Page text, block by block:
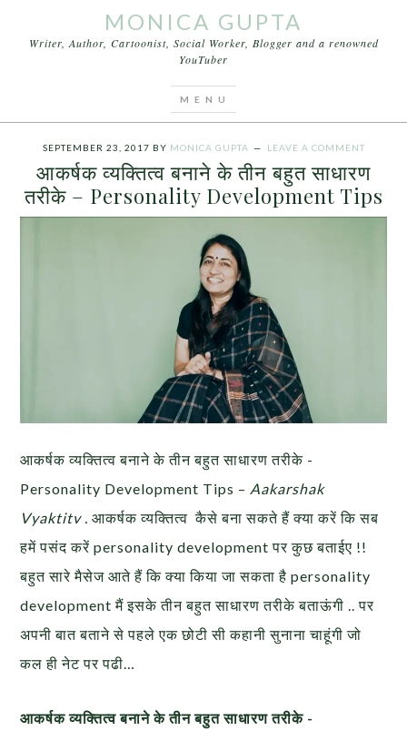
MONICA GUPTA
Writer, Author, Cartoonist, Social Worker, Blogger and a renowned
YouTuber
बनाने के तीन बहुत साधारण तरीके
SEPTEMBER 23, 2017 BY MONICA GUPTA LEAVE A COMMENT
आकर्षक व्यक्तित्व बनाने के तीन बहुत साधारण
तरीके – Personality Development Tips
आकर्षक व्यक्तित्व बनाने के तीन बहुत साधारण तरीके -
Personality Development Tips – Aakarshak
Vyaktitv .आकर्षक व्यक्तित्व कैसे बना सकते हैं क्या करें कि सब
हमें पसंद करें personality development पर कुछ बताईए !!
बहुत सारे मैसेज आते हैं कि क्या किया जा सकता है personality
development मैं इसके तीन बहुत साधारण तरीके बताऊंगी .. पर
अपनी बात बताने से पहले एक छोटी सी कहानी सुनाना चाहूंगी जो
कल ही नेट पर पढी…
आकर्षक व्यक्तित्व बनाने के तीन बहुत साधारण तरीके -